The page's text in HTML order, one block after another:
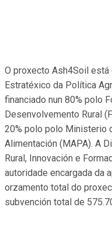
O proxecto Ash4Soil está
Estratéxico da Política
financiado nun 80% polo
Desenvolvemento Rural
20% polo polo Ministerio
Alimentación (MAPA). A
Rural, Innovación e
autoridade encargada da
orzamento total do
subvención total de